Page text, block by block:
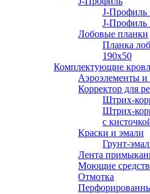
J-Профиль
J-Профиль
Лобовые планки
Планка
190х50
Комплектующие
Аэроэлементы
Корректор для
Штрих-
Штрих-
с
Краски и эмали
Грунт-
Лента
Моющие
Отмотка